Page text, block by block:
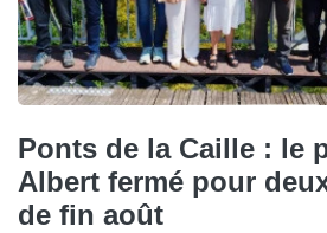
Ponts de la Caille : le
Albert fermé pour
de fin août